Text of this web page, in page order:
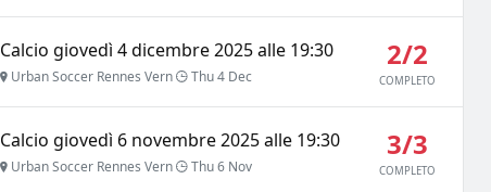
Calcio giovedì 4 dicembre 2025 alle 19:30
Urban Soccer Rennes Vern Thu 4 Dec
2/2
COMPLETO
Calcio giovedì 6 novembre 2025 alle 19:30
Urban Soccer Rennes Vern Thu 6 Nov
3/3
COMPLETO